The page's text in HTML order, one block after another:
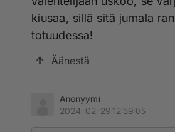
kiusaa, sillä sitä jumala
totuudessa!
Äänestä
Anonyymi
2024-02-29 12:59:05